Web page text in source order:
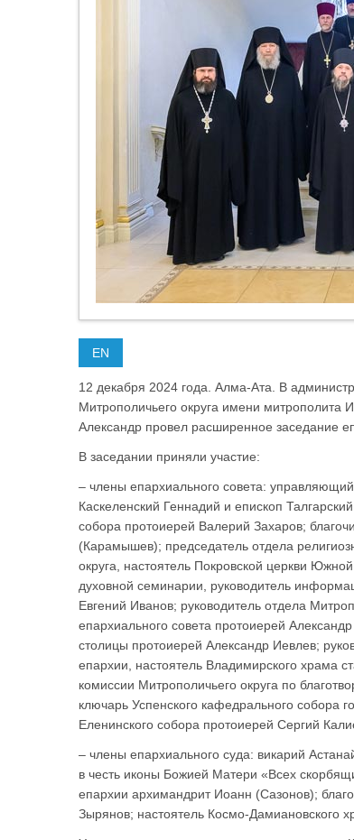
EN
12 декабря 2024 года. Алма-Ата. В
Митрополичьего округа имени митрополита
Александр провел расширенное заседание
В заседании приняли участие:
– члены епархиального совета:
Каскеленский Геннадий и епископ
собора протоиерей Валерий Захаров;
(Карамышев); председатель отдела
округа, настоятель Покровской церкви
духовной семинарии, руководитель
Евгений Иванов; руководитель отдела
епархиального совета протоиерей
столицы протоиерей Александр Иевлев;
епархии, настоятель Владимирского храма
комиссии Митрополичьего округа по
ключарь Успенского кафедрального собора
Еленинского собора протоиерей Сергий
– члены епархиального суда: викарий
в честь иконы Божией Матери «Всех
епархии архимандрит Иоанн (Сазонов);
Зырянов; настоятель Космо-Дамиановского